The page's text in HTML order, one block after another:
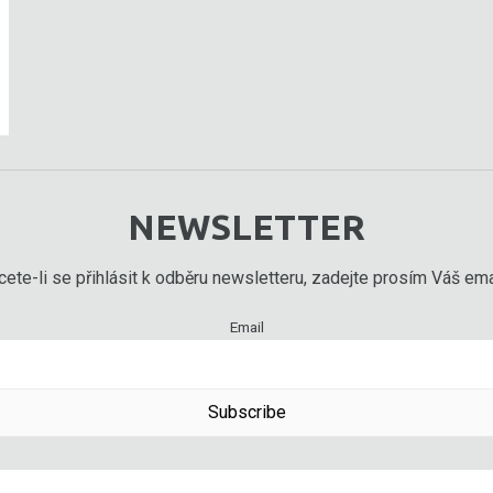
NEWSLETTER
li se přihlásit k odběru newsletteru, zadejte prosím Váš
Email
Subscribe